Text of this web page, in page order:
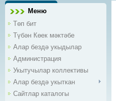
Меню
Төп бит
Түбән Көек мәктәбе
Алар бездә укыдылар
Администрация
Укытучылар коллективы
Алар бездә укыткан
Сайтлар каталогы